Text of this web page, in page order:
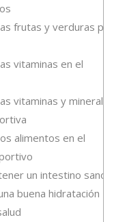
frutas y verduras para
vitaminas en el
vitaminas y minerales
alimentos en el
un intestino sano
buena hidratación